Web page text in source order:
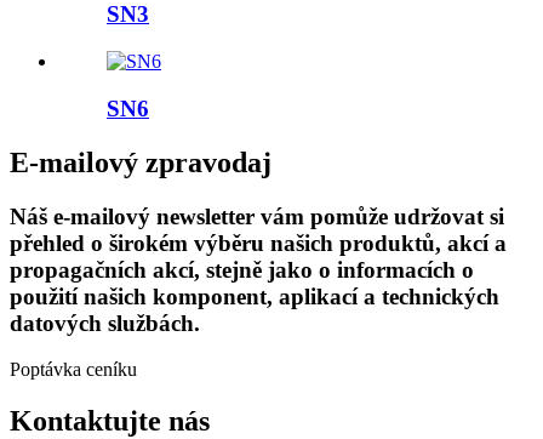
SN3
SN6
E-mailový zpravodaj
Náš e-mailový newsletter vám pomůže udržovat si
přehled o širokém výběru našich produktů, akcí a
propagačních akcí, stejně jako o informacích o
použití našich komponent, aplikací a technických
datových službách.
Poptávka ceníku
Kontaktujte nás